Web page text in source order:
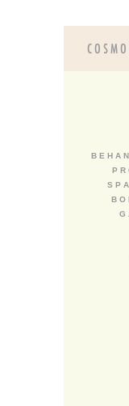
B E H A
P R
S P
B O
G